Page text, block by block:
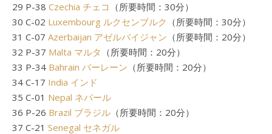
29 P-38 Czechia チェコ （所要時間：30分）
30 C-02 Luxembourg ルクセンブルク （所要時間：30分）
31 C-07 Azerbaijan アゼルバイジャン （所要時間：20分）
32 P-37 Malta マルタ （所要時間：20分）
33 P-34 Bahrain バーレーン （所要時間：20分）
34 C-17 India インド
35 C-01 Nepal ネパール
36 P-26 Brazil ブラジル （所要時間：20分）
37 C-21 Senegal セネガル